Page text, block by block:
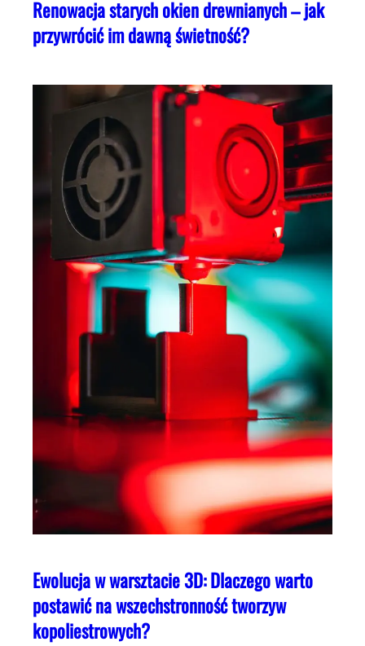
Renowacja starych okien drewnianych – jak
przywrócić im dawną świetność?
Ewolucja w warsztacie 3D: Dlaczego warto
postawić na wszechstronność tworzyw
kopoliestrowych?